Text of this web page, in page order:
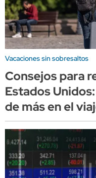
Vacaciones sin sobresaltos
Consejos para
Estados
de más en el